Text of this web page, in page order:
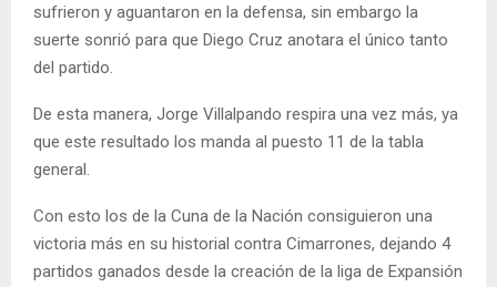
sufrieron y aguantaron en la defensa, sin embargo la
suerte sonrió para que Diego Cruz anotara el único tanto
del partido.
De esta manera, Jorge Villalpando respira una vez más, ya
que este resultado los manda al puesto 11 de la tabla
general.
Con esto los de la Cuna de la Nación consiguieron una
victoria más en su historial contra Cimarrones, dejando 4
partidos ganados desde la creación de la liga de Expansión